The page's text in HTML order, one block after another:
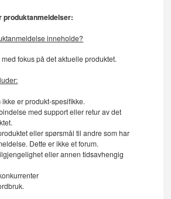
produktanmeldelser:
inneholde?
fokus på det aktuelle produktet.
ikke er produkt-spesifikke.
med support eller retur av det
eller spørsmål til andre som har
Dette er ikke et forum.
eller annen tidsavhengig